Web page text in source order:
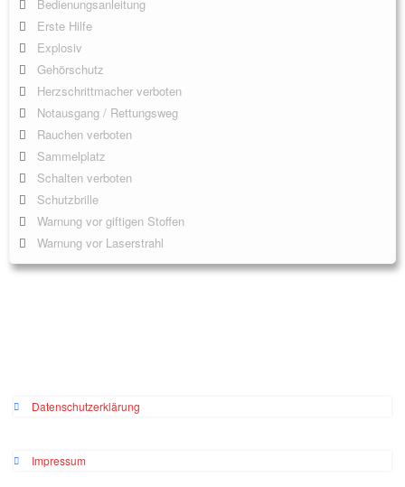
Bedienungsanleitung
Erste Hilfe
Explosiv
Gehörschutz
Herzschrittmacher verboten
Notausgang / Rettungsweg
Rauchen verboten
Sammelplatz
Schalten verboten
Schutzbrille
Warnung vor giftigen Stoffen
Warnung vor Laserstrahl
Datenschutzerklärung
Impressum